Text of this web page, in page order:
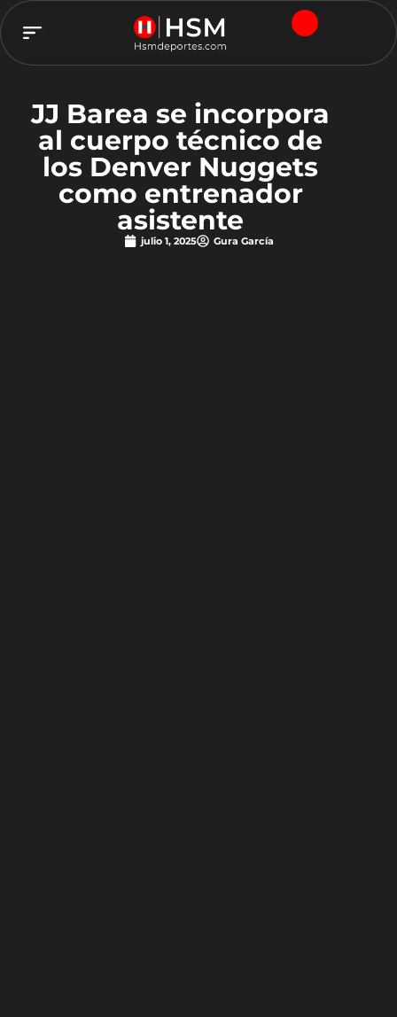
JJ Barea se incorpora
al cuerpo técnico de
los Denver Nuggets
como entrenador
asistente
julio 1, 2025 Gura García